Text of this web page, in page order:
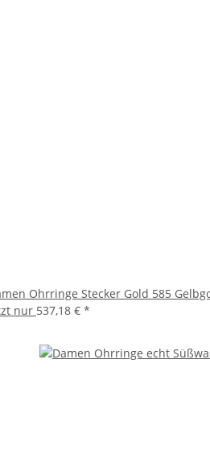
Ohrringe Stecker Gold 585
nur 537,18 € *